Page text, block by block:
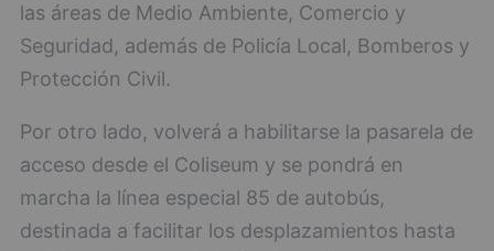
las áreas de Medio Ambiente, Comercio y
Seguridad, además de Policía Local, Bomberos y
Protección Civil.
Por otro lado, volverá a habilitarse la pasarela de
acceso desde el Coliseum y se pondrá en
marcha la línea especial 85 de autobús,
destinada a facilitar los desplazamientos hasta